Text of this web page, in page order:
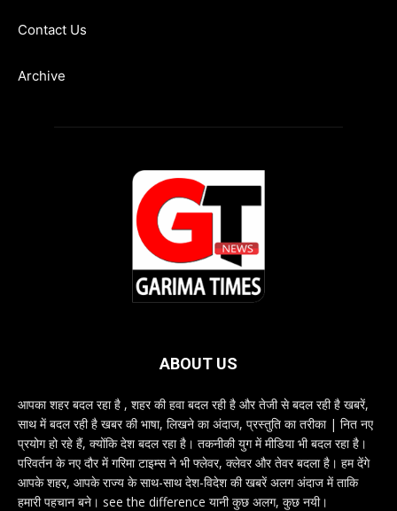
Contact Us
Archive
ABOUT US
आपका शहर बदल रहा है , शहर की हवा बदल रही है और तेजी से बदल रही है खबरें,
साथ में बदल रही है खबर की भाषा, लिखने का अंदाज, प्रस्तुति का तरीका | नित नए
प्रयोग हो रहे हैं, क्योंकि देश बदल रहा है। तकनीकी युग में मीडिया भी बदल रहा है।
परिवर्तन के नए दौर में गरिमा टाइम्स ने भी फ्लेवर, क्लेवर और तेवर बदला है। हम देंगे
आपके शहर, आपके राज्य के साथ-साथ देश-विदेश की खबरें अलग अंदाज में ताकि
हमारी पहचान बने। see the difference यानी कुछ अलग, कुछ नयी।